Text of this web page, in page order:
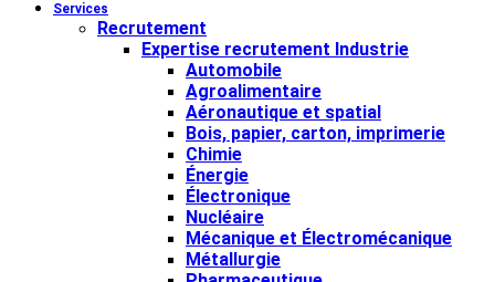
Services
Recrutement
Expertise recrutement Industrie
Automobile
Agroalimentaire
Aéronautique et spatial
Bois, papier, carton, imprimerie
Chimie
Énergie
Électronique
Nucléaire
Mécanique et Électromécanique
Métallurgie